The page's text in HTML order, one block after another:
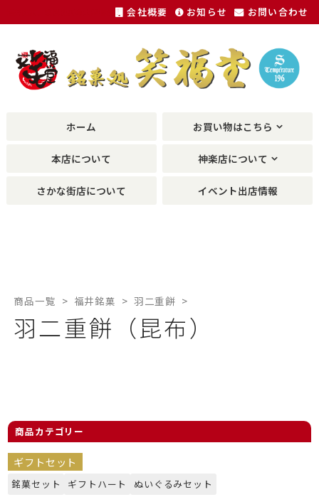
福井銘菓、敦賀銘菓の土産物が種類豊富に。
会社概要 お知らせ お問い合わせ
ホーム お買い物はこちら
本店について 神楽店について
さかな街店について イベント出店情報
商品一覧 福井銘菓 羽二重餅
羽二重餅（昆布）
商品カテゴリー
ギフトセット
銘菓セット ギフトハート ぬいぐるみセット